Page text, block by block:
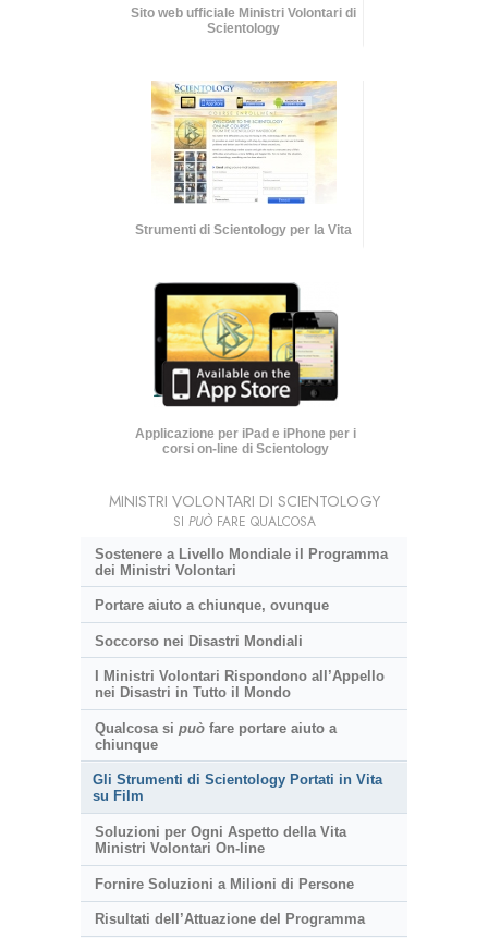
Sito web ufficiale Ministri Volontari di
Scientology
Strumenti di Scientology per la Vita
Applicazione per iPad e iPhone per i
corsi on-line di Scientology
MINISTRI VOLONTARI DI SCIENTOLOGY
SI PUÒFARE QUALCOSA
Sostenere a Livello Mondiale il Programma
dei Ministri Volontari
Portare aiuto a chiunque, ovunque
Soccorso nei Disastri Mondiali
I Ministri Volontari Rispondono all’Appello
nei Disastri in Tutto il Mondo
Qualcosa si puòfare portare aiuto a
chiunque
Gli Strumenti di Scientology Portati in Vita
su Film
Soluzioni per Ogni Aspetto della Vita
Ministri Volontari On-line
Fornire Soluzioni a Milioni di Persone
Risultati dell’Attuazione del Programma